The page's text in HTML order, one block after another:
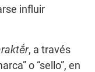
influir
, a través
o “sello”, en